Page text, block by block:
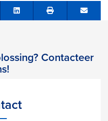
Share on LinkedIn Send
Contacteer